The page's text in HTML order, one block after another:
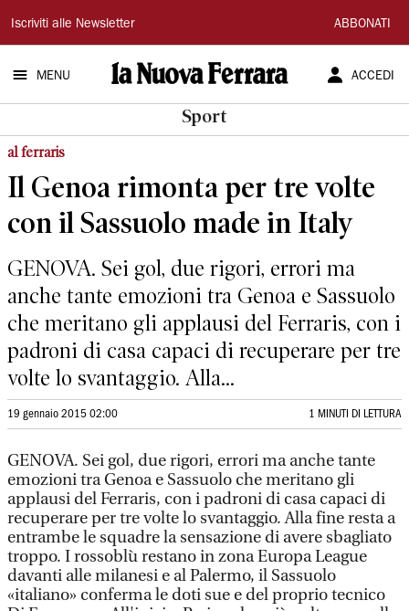
La
Nuova
Ferrara
Iscriviti alle Newsletter ABBONATI
MENU ACCEDI
Sport
al ferraris
Il Genoa rimonta per tre volte
con il Sassuolo made in Italy
GENOVA. Sei gol, due rigori, errori ma
anche tante emozioni tra Genoa e Sassuolo
che meritano gli applausi del Ferraris, con i
padroni di casa capaci di recuperare per tre
volte lo svantaggio. Alla...
19 gennaio 2015 02:00 1 MINUTI DI LETTURA
GENOVA. Sei gol, due rigori, errori ma anche tante
emozioni tra Genoa e Sassuolo che meritano gli
applausi del Ferraris, con i padroni di casa capaci di
recuperare per tre volte lo svantaggio. Alla fine resta a
entrambe le squadre la sensazione di avere sbagliato
troppo. I rossoblù restano in zona Europa League
davanti alle milanesi e al Palermo, il Sassuolo
«italiano» conferma le doti sue e del proprio tecnico